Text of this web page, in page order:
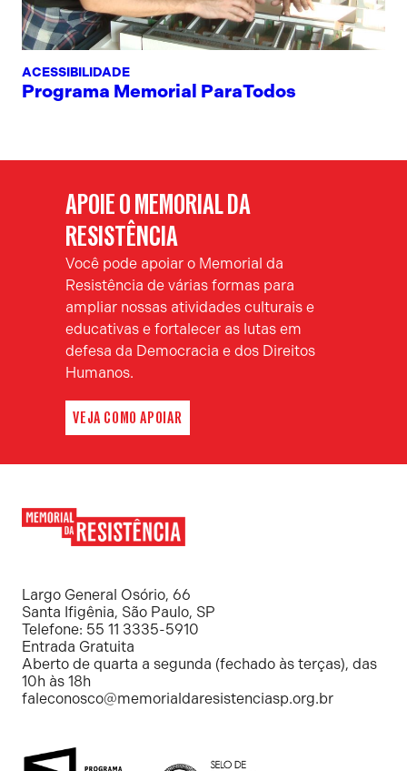
ACESSIBILIDADE
Programa Memorial ParaTodos
APOIE O MEMORIAL DA
RESISTÊNCIA
Você pode apoiar o Memorial da
Resistência de várias formas para
ampliar nossas atividades culturais e
educativas e fortalecer as lutas em
defesa da Democracia e dos Direitos
Humanos.
VEJA COMO APOIAR
Resistência
Largo General Osório, 66
Santa Ifigênia, São Paulo, SP
Telefone: 55 11 3335-5910
Entrada Gratuita
Aberto de quarta a segunda (fechado às terças), das
10h às 18h
faleconosco@memorialdaresistenciasp.org.br